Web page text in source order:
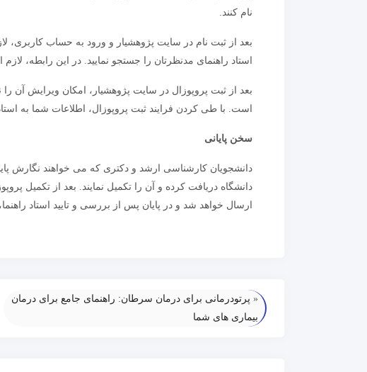
نام کنند.
بعد از ثبت نام در سایت پژوهشیار و ورود به حساب کاربری،
استاد راهنمای مدنظرتان را جستجو نمایید. در این رابطه،
بعد از ثبت پروپوزال در سایت پژوهشیار، امکان ویرایش آن را
است. با طی کردن فرایند ثبت پروپوزال، اطلاعات شما به
سخن پایانی
دانشجویان کارشناسی ارشد و دکتری که می خواهند نگارش پایان
دانشگاه دریافت کرده و آن را تکمیل نمایند. بعد از تکمیل
ارسال خواهد شد و در پایان پس از بررسی و تایید استاد
« پرتودرمانی برای درمان سرطان: راهنمای جامع برای درمان
بیماری های شما